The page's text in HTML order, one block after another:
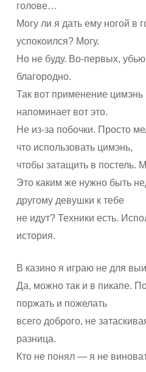
голове…
Могу ли я дать ему ногой в
успокоился? Могу.
Но не буду. Во-первых,
благородно.
Так вот применение
напоминает вот это.
Не из-за побочки. Просто
что использовать цимэнь,
чтобы затащить в постель.
Это каким же нужно быть
другому девушки к тебе
не идут? Техники есть.
история.
В казино я играю не для
Да, можно так и в пикапе.
поржать и пожелать
всего доброго, не
разница.
Кто не понял — я не